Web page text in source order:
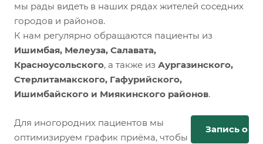
мы рады видеть в наших рядах жителей соседних
городов и районов.
К нам регулярно обращаются пациенты из
Ишимбая, Мелеуза, Салавата,
Красноусольского, а также из Аургазинского,
Стерлитамакского, Гафурийского,
Ишимбайского и Миякинского районов.
Для иногородних пациентов мы
оптимизируем график приёма, чтобы
Запись